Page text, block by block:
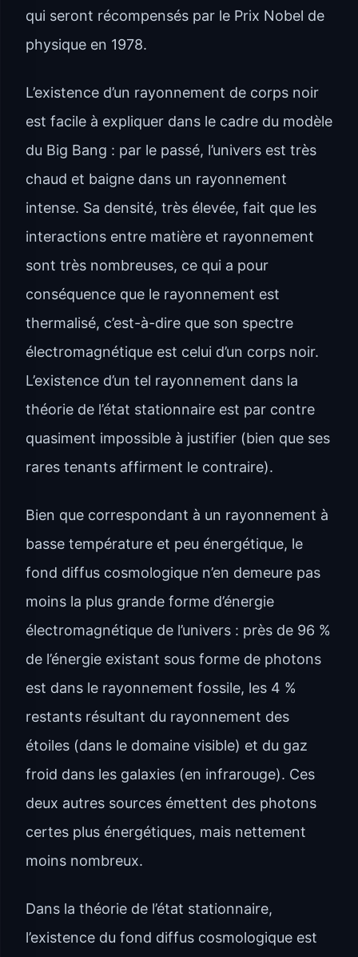
qui seront récompensés par le Prix Nobel de
physique en 1978.
L’existence d’un rayonnement de corps noir
est facile à expliquer dans le cadre du modèle
du Big Bang : par le passé, l’univers est très
chaud et baigne dans un rayonnement
intense. Sa densité, très élevée, fait que les
interactions entre matière et rayonnement
sont très nombreuses, ce qui a pour
conséquence que le rayonnement est
thermalisé, c’est-à-dire que son spectre
électromagnétique est celui d’un corps noir.
L’existence d’un tel rayonnement dans la
théorie de l’état stationnaire est par contre
quasiment impossible à justifier (bien que ses
rares tenants affirment le contraire).
Bien que correspondant à un rayonnement à
basse température et peu énergétique, le
fond diffus cosmologique n’en demeure pas
moins la plus grande forme d’énergie
électromagnétique de l’univers : près de 96 %
de l’énergie existant sous forme de photons
est dans le rayonnement fossile, les 4 %
restants résultant du rayonnement des
étoiles (dans le domaine visible) et du gaz
froid dans les galaxies (en infrarouge). Ces
deux autres sources émettent des photons
certes plus énergétiques, mais nettement
moins nombreux.
Dans la théorie de l’état stationnaire,
l’existence du fond diffus cosmologique est